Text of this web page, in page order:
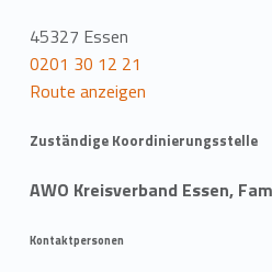
45327 Essen
0201 30 12 21
Route anzeigen
Zuständige Koordinierungsstelle
AWO Kreisverband Essen,
Kontaktpersonen